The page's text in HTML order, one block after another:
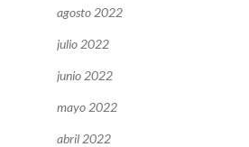
agosto 2022
julio 2022
junio 2022
mayo 2022
abril 2022